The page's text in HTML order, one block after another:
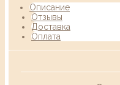
Описание
Отзывы
Доставка
Оплата